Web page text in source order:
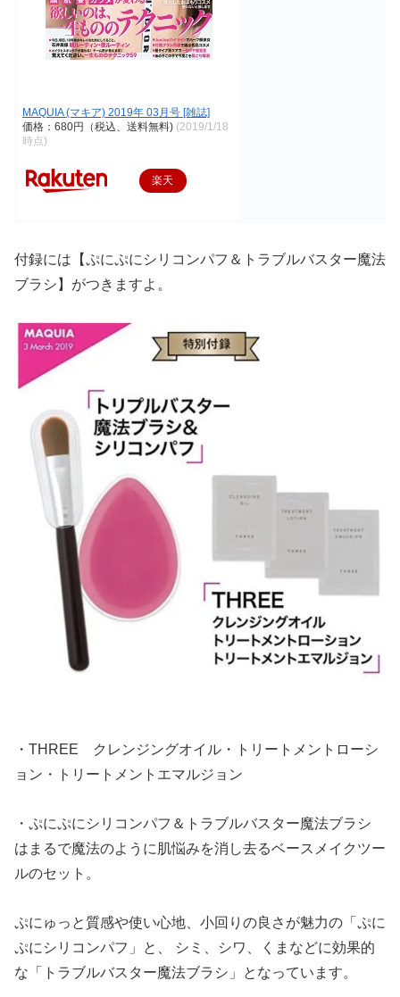
MAQUIA (マキア) 2019年 03月号 [雑誌]
価格：680円（税込、送料無料) (2019/1/18
時点)
楽天
付録には【ぷにぷにシリコンパフ＆トラブルバスター魔法
ブラシ】がつきますよ。
・THREE クレンジングオイル・トリートメントローシ
ョン・トリートメントエマルジョン
・ぷにぷにシリコンパフ＆トラブルバスター魔法ブラシ
はまるで魔法のように肌悩みを消し去るベースメイクツー
ルのセット。
ぷにゅっと質感や使い心地、小回りの良さが魅力の「ぷに
ぷにシリコンパフ」と、 シミ、シワ、くまなどに効果的
な「トラブルバスター魔法ブラシ」となっています。